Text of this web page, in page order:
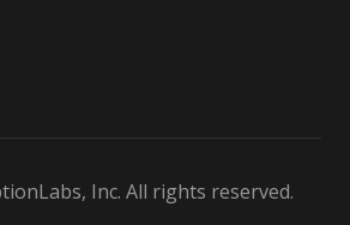
Inc. All rights reserved.